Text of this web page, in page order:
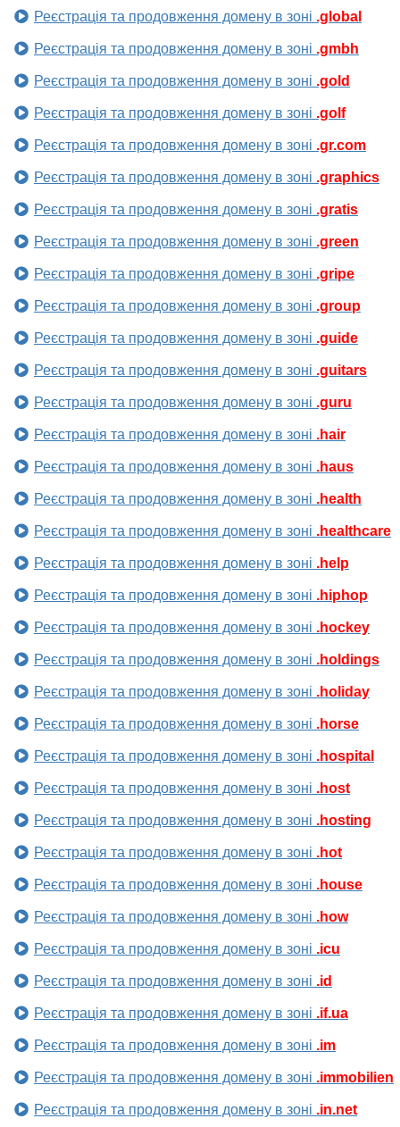
Реєстрація та продовження домену в зоні .global
Реєстрація та продовження домену в зоні .gmbh
Реєстрація та продовження домену в зоні .gold
Реєстрація та продовження домену в зоні .golf
Реєстрація та продовження домену в зоні .gr.com
Реєстрація та продовження домену в зоні .graphics
Реєстрація та продовження домену в зоні .gratis
Реєстрація та продовження домену в зоні .green
Реєстрація та продовження домену в зоні .gripe
Реєстрація та продовження домену в зоні .group
Реєстрація та продовження домену в зоні .guide
Реєстрація та продовження домену в зоні .guitars
Реєстрація та продовження домену в зоні .guru
Реєстрація та продовження домену в зоні .hair
Реєстрація та продовження домену в зоні .haus
Реєстрація та продовження домену в зоні .health
Реєстрація та продовження домену в зоні .healthcare
Реєстрація та продовження домену в зоні .help
Реєстрація та продовження домену в зоні .hiphop
Реєстрація та продовження домену в зоні .hockey
Реєстрація та продовження домену в зоні .holdings
Реєстрація та продовження домену в зоні .holiday
Реєстрація та продовження домену в зоні .horse
Реєстрація та продовження домену в зоні .hospital
Реєстрація та продовження домену в зоні .host
Реєстрація та продовження домену в зоні .hosting
Реєстрація та продовження домену в зоні .hot
Реєстрація та продовження домену в зоні .house
Реєстрація та продовження домену в зоні .how
Реєстрація та продовження домену в зоні .icu
Реєстрація та продовження домену в зоні .id
Реєстрація та продовження домену в зоні .if.ua
Реєстрація та продовження домену в зоні .im
Реєстрація та продовження домену в зоні .immobilien
Реєстрація та продовження домену в зоні .in.net